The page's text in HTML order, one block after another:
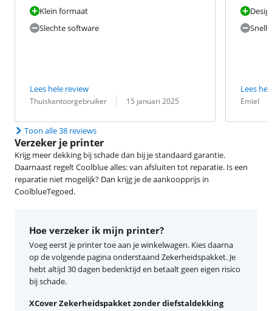
Klein formaat
Slechte software
Lees hele review
Beoordeling door:
Thuiskantoorgebruiker
Datum: 15 januari 2025
Lees
Emiel
Datum:
Toon alle 38 reviews
Verzeker je printer
Krijg meer dekking bij schade dan bij je standaard garantie.
Daarnaast regelt Coolblue alles: van afsluiten tot reparatie. Is een
reparatie niet mogelijk? Dan krijg je de aankoopprijs in
CoolblueTegoed.
Hoe verzeker ik mijn printer?
Voeg eerst je printer toe aan je winkelwagen. Kies daarna
op de volgende pagina onderstaand Zekerheidspakket. Je
hebt altijd 30 dagen bedenktijd en betaalt geen eigen risico
bij schade.
XCover Zekerheidspakket zonder diefstaldekking